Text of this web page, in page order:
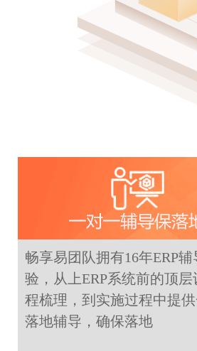
畅享易团队拥有16年ERP
验，从上ERP系统前的顶
程梳理，到实施过程中提
落地辅导，确保落地